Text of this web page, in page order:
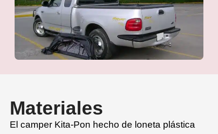
Materiales
El camper Kita-Pon hecho de loneta plástica